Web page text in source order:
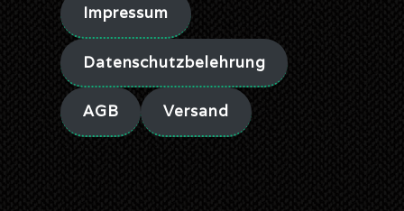
Impressum
Datenschutzbelehrung
AGB Versand